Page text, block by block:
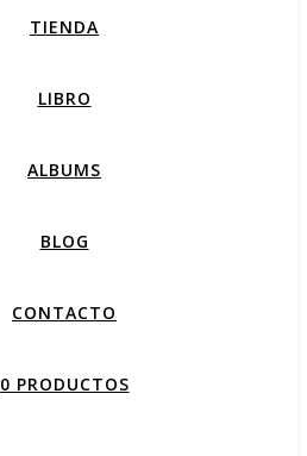
TIENDA
LIBRO
ALBUMS
BLOG
CONTACTO
0 PRODUCTOS